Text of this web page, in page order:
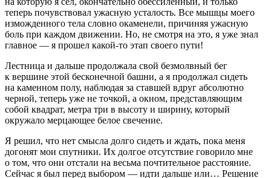
теперь почувствовал ужасную усталость. Все мышцы моего
изможденного тела словно окаменели, причиняя ужасную
боль при каждом движении. Но, не смотря на это, я уже знал
главное — я прошел какой-то этап своего пути!
Лестница и дальше продолжала свой безмолвный бег
к вершине этой бесконечной башни, а я продолжал сидеть
на каменном полу, наблюдая за ставшей вдруг абсолютно
черной, теперь уже не точкой, а окном, представляющим
собой квадрат, метра три в высоту и ширину, который
окружало мерцающее белое свечение.
Я решил, что нет смысла долго сидеть и ждать, пока меня
догонят мои спутники. Их долгое отсутствие говорило мне
о том, что они отстали на весьма почтительное расстояние.
Сейчас я был перед выбором — идти дальше или… Решение